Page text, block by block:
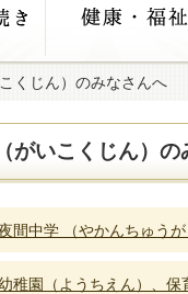
くじん）のみなさんへ
がいこくじん）の
間中学 （やかんちゅうが
稚園（ようちえん）、